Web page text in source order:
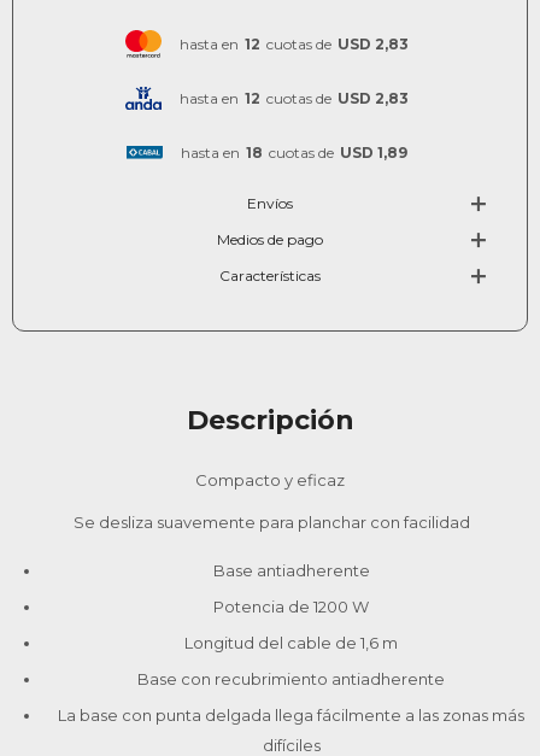
hasta en 12 cuotas de USD 2,83
hasta en 12 cuotas de USD 2,83
hasta en 18 cuotas de USD 1,89
Envíos
Medios de pago
Características
Descripción
Compacto y eficaz
Se desliza suavemente para planchar con facilidad
Base antiadherente
Potencia de 1200 W
Longitud del cable de 1,6 m
Base con recubrimiento antiadherente
La base con punta delgada llega fácilmente a las zonas más
difíciles